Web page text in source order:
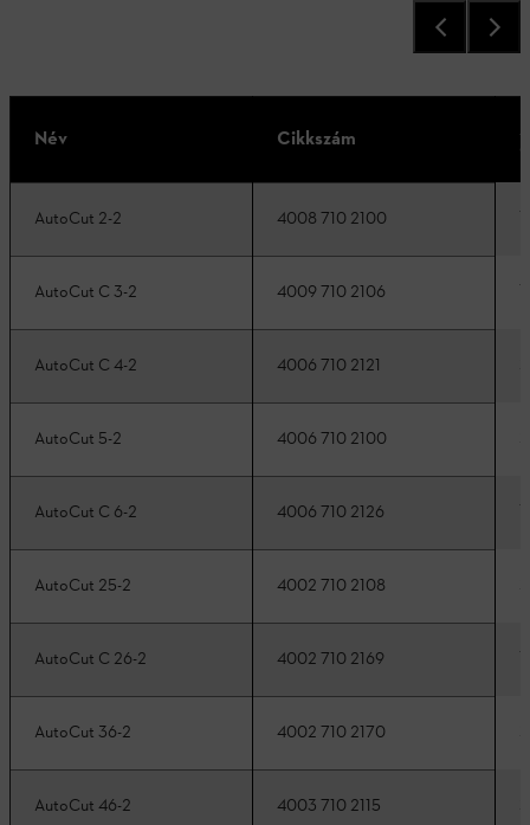
Név Cikkszám
AutoCut 2-2 4008 710 2100
AutoCut C 3-2 4009 710 2106
AutoCut C 4-2 4006 710 2121
AutoCut 5-2 4006 710 2100
AutoCut C 6-2 4006 710 2126
AutoCut 25-2 4002 710 2108
AutoCut C 26-2 4002 710 2169
AutoCut 36-2 4002 710 2170
AutoCut 46-2 4003 710 2115